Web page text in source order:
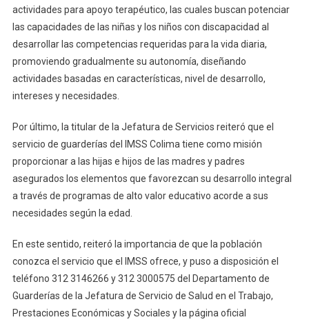
actividades para apoyo terapéutico, las cuales buscan potenciar
las capacidades de las niñas y los niños con discapacidad al
desarrollar las competencias requeridas para la vida diaria,
promoviendo gradualmente su autonomía, diseñando
actividades basadas en características, nivel de desarrollo,
intereses y necesidades.
Por último, la titular de la Jefatura de Servicios reiteró que el
servicio de guarderías del IMSS Colima tiene como misión
proporcionar a las hijas e hijos de las madres y padres
asegurados los elementos que favorezcan su desarrollo integral
a través de programas de alto valor educativo acorde a sus
necesidades según la edad.
En este sentido, reiteró la importancia de que la población
conozca el servicio que el IMSS ofrece, y puso a disposición el
teléfono 312 3146266 y 312 3000575 del Departamento de
Guarderías de la Jefatura de Servicio de Salud en el Trabajo,
Prestaciones Económicas y Sociales y la página oficial